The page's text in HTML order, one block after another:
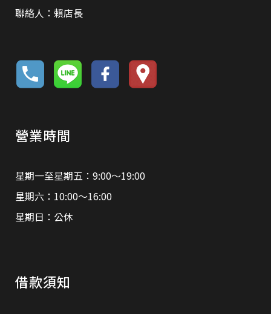
聯絡人：賴店長
營業時間
星期一至星期五：9:00～19:00
星期六：10:00～16:00
星期日：公休
借款須知